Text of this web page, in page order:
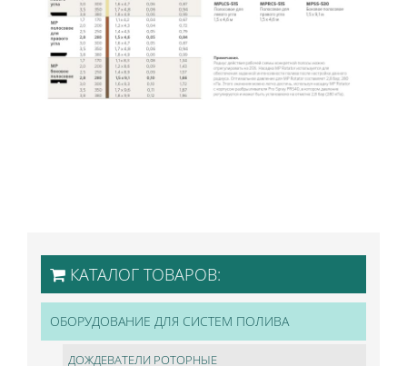
КАТАЛОГ ТОВАРОВ:
ОБОРУДОВАНИЕ ДЛЯ СИСТЕМ ПОЛИВА
ДОЖДЕВАТЕЛИ РОТОРНЫЕ